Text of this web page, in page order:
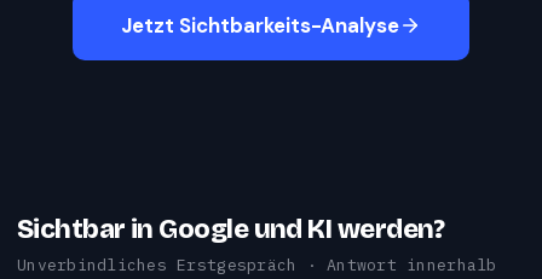
Jetzt Sichtbarkeits-Analyse
Sichtbar in Google und KI werden?
Unverbindliches Erstgespräch · Antwort innerhalb